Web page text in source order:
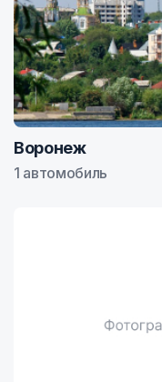
Воронеж
1 автомобиль